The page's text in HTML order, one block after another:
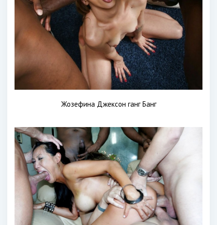
Жозефина Джексон ганг Банг